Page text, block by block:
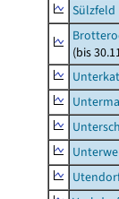
Sülzfeld
(bis